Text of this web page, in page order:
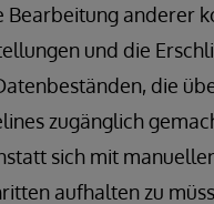
Bearbeitung anderer
und die
die
zugänglich
sich mit
aufhalten zu